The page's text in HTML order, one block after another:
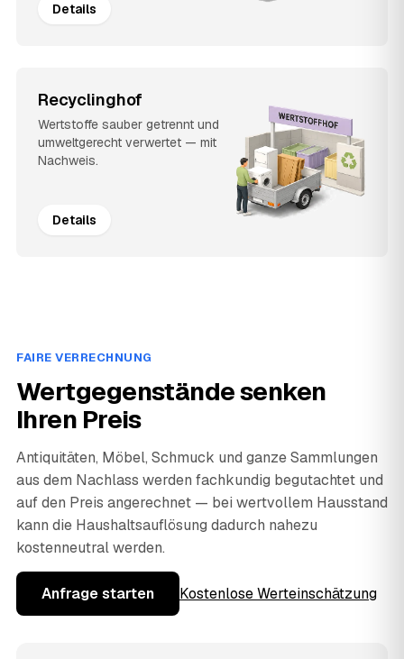
Details
Recyclinghof
Wertstoffe sauber getrennt und
umweltgerecht verwertet — mit
Nachweis.
Details
FAIRE VERRECHNUNG
Wertgegenstände senken
Ihren Preis
Antiquitäten, Möbel, Schmuck und ganze Sammlungen
aus dem Nachlass werden fachkundig begutachtet und
auf den Preis angerechnet — bei wertvollem Hausstand
kann die Haushaltsauflösung dadurch nahezu
kostenneutral werden.
Anfrage starten Kostenlose Werteinschätzung